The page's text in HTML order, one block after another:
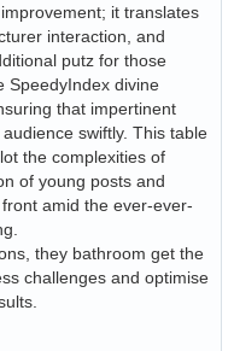
it translates
interaction, and
putz for those
SpeedyIndex divine
that impertinent
swiftly. This table
the complexities of
of young posts and
amid the ever-ever-
they bathroom get the
challenges and optimise